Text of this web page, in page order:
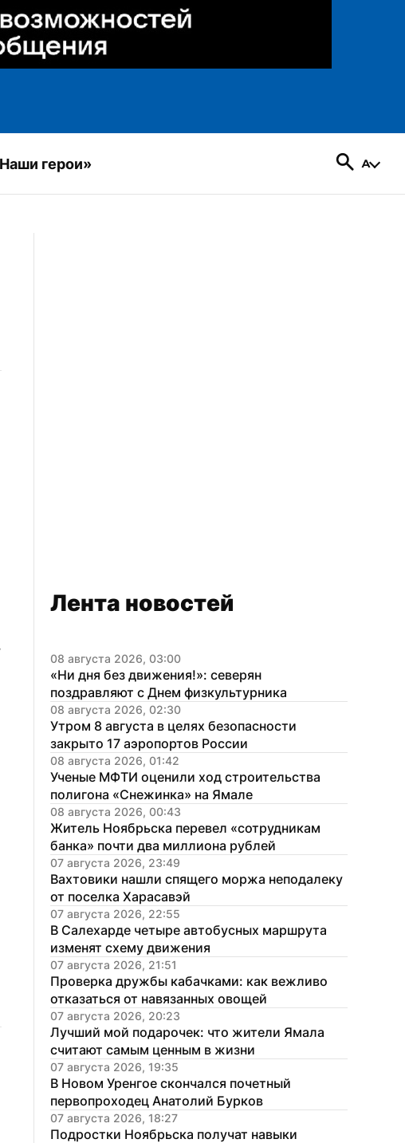
герои»
Лента новостей
08 августа 2026, 03:00
«Ни дня без движения!»: северян
поздравляют с Днем физкультурника
08 августа 2026, 02:30
Утром 8 августа в целях безопасности
закрыто 17 аэропортов России
08 августа 2026, 01:42
Ученые МФТИ оценили ход строительства
полигона «Снежинка» на Ямале
08 августа 2026, 00:43
Житель Ноябрьска перевел «сотрудникам
банка» почти два миллиона рублей
07 августа 2026, 23:49
Вахтовики нашли спящего моржа неподалеку
от поселка Харасавэй
07 августа 2026, 22:55
В Салехарде четыре автобусных маршрута
изменят схему движения
07 августа 2026, 21:51
Проверка дружбы кабачками: как вежливо
отказаться от навязанных овощей
07 августа 2026, 20:23
Лучший мой подарочек: что жители Ямала
считают самым ценным в жизни
07 августа 2026, 19:35
В Новом Уренгое скончался почетный
первопроходец Анатолий Бурков
07 августа 2026, 18:27
Подростки Ноябрьска получат навыки